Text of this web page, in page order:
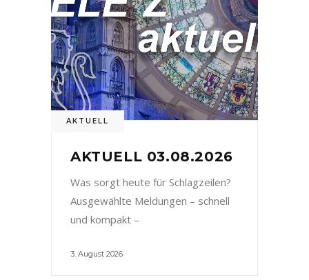
AKTUELL
AKTUELL 03.08.2026
Was sorgt heute für Schlagzeilen?
Ausgewählte Meldungen – schnell
und kompakt –
3. August 2026